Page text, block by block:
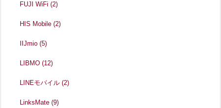
FUJI WiFi(2)
HIS Mobile(2)
IIJmio(5)
LIBMO(12)
LINEモバイル(2)
LinksMate(9)